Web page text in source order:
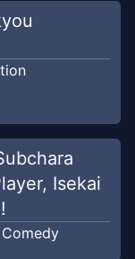
Jul 8, 2026
Jul 8, 2026
Jun 29, 2026
Isekai
Comedy